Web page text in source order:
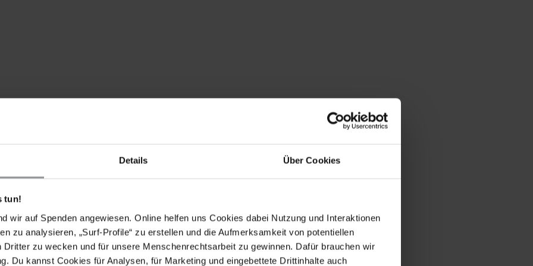
Details Über Cookies
tun!
wir auf Spenden angewiesen. Online helfen uns Cookies dabei Nutzung und Interaktionen
zu analysieren, „Surf-Profile“ zu erstellen und die Aufmerksamkeit von potentiellen
Dritter zu wecken und für unsere Menschenrechtsarbeit zu gewinnen. Dafür brauchen wir
Du kannst Cookies für Analysen, für Marketing und eingebettete Drittinhalte auch
bedingungslos frei, da sie eine gewaltlose politische
Menschenrechtsarbeit in Haft befindet.
Zugang zu fachärztlicher Behandlung
dass die Medizinethik und die Grundsätze der
nach Aufklärung eingehalten werden. Sorgen
zu ihrer Familie gewährt wird.
und Einschüchterung ihrer Familie zu